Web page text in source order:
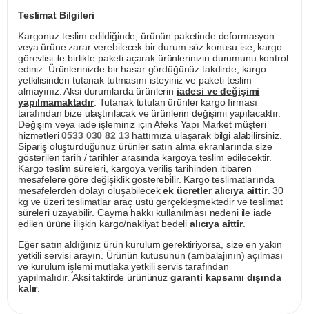
Teslimat Bilgileri
Kargonuz teslim edildiğinde, ürünün paketinde deformasyon
veya ürüne zarar verebilecek bir durum söz konusu ise, kargo
görevlisi ile birlikte paketi açarak ürünlerinizin durumunu kontrol
ediniz. Ürünlerinizde bir hasar gördüğünüz takdirde, kargo
yetkilisinden tutanak tutmasını isteyiniz ve paketi teslim
almayınız. Aksi durumlarda ürünlerin iadesi ve değişimi
yapılmamaktadır. Tutanak tutulan ürünler kargo firması
tarafından bize ulaştırılacak ve ürünlerin değişimi yapılacaktır.
Değişim veya iade işleminiz için Afeks Yapı Market müşteri
hizmetleri0533 030 82 13hattımıza ulaşarak bilgi alabilirsiniz.
Sipariş oluşturduğunuz ürünler satın alma ekranlarında size
gösterilen tarih / tarihler arasında kargoya teslim edilecektir.
Kargo teslim süreleri, kargoya veriliş tarihinden itibaren
mesafelere göre değişiklik gösterebilir. Kargo teslimatlarında
mesafelerden dolayı oluşabilecekek ücretler alıcıya aittir. 30
kg ve üzeri teslimatlar araç üstü gerçekleşmektedir ve teslimat
süreleri uzayabilir. Cayma hakkı kullanılması nedeni ile iade
edilen ürüne ilişkin kargo/nakliyat bedeli alıcıya aittir.
Eğer satın aldığınız ürün kurulum gerektiriyorsa, size en yakın
yetkili servisi arayın. Ürünün kutusunun (ambalajının) açılması
ve kurulum işlemi mutlaka yetkili servis tarafından
yapılmalıdır. Aksi taktirde ürününüz garanti kapsamı dışında
kalır.